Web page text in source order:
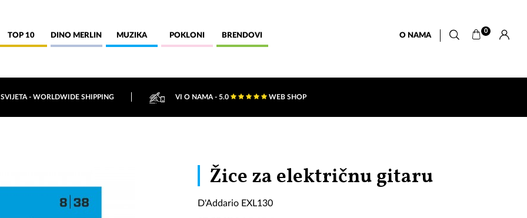
TOP 10 DINO MERLIN MUZIKA POKLONI BRENDOVI O NAMA
0
- WORLDWIDE SHIPPING VI O NAMA - 5.0 WEB SHOP
Žice za električnu gitaru
D'Addario EXL130